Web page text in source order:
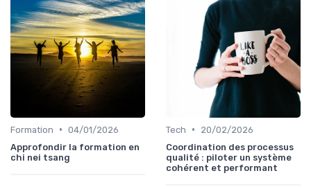
Formation • 04/01/2026
Approfondir la formation en
chi nei tsang
Tech •
20/02/2026
Coordination des processus
qualité : piloter un système
cohérent et performant